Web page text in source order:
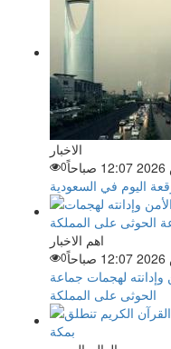
الاخبار
0
اليوم في السعودية
اهم الاخبار
0
لهجمات جماعة
الحوثى على المملكة